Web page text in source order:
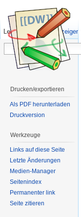
Lesen Quelltext anzeigen
Drucken/exportieren
Als PDF herunterladen
Druckversion
Werkzeuge
Links auf diese Seite
Letzte Änderungen
Medien-Manager
Seitenindex
Permanenter link
Seite zitieren